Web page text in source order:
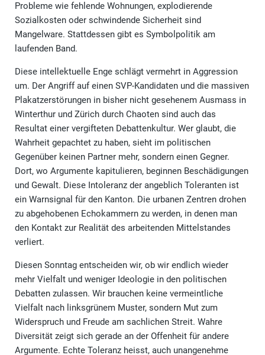
Probleme wie fehlende Wohnungen, explodierende
Sozialkosten oder schwindende Sicherheit sind
Mangelware. Stattdessen gibt es Symbolpolitik am
laufenden Band.
Diese intellektuelle Enge schlägt vermehrt in Aggression
um. Der Angriff auf einen SVP-Kandidaten und die massiven
Plakatzerstörungen in bisher nicht gesehenem Ausmass in
Winterthur und Zürich durch Chaoten sind auch das
Resultat einer vergifteten Debattenkultur. Wer glaubt, die
Wahrheit gepachtet zu haben, sieht im politischen
Gegenüber keinen Partner mehr, sondern einen Gegner.
Dort, wo Argumente kapitulieren, beginnen Beschädigungen
und Gewalt. Diese Intoleranz der angeblich Toleranten ist
ein Warnsignal für den Kanton. Die urbanen Zentren drohen
zu abgehobenen Echokammern zu werden, in denen man
den Kontakt zur Realität des arbeitenden Mittelstandes
verliert.
Diesen Sonntag entscheiden wir, ob wir endlich wieder
mehr Vielfalt und weniger Ideologie in den politischen
Debatten zulassen. Wir brauchen keine vermeintliche
Vielfalt nach linksgrünem Muster, sondern Mut zum
Widerspruch und Freude am sachlichen Streit. Wahre
Diversität zeigt sich gerade an der Offenheit für andere
Argumente. Echte Toleranz heisst, auch unangenehme